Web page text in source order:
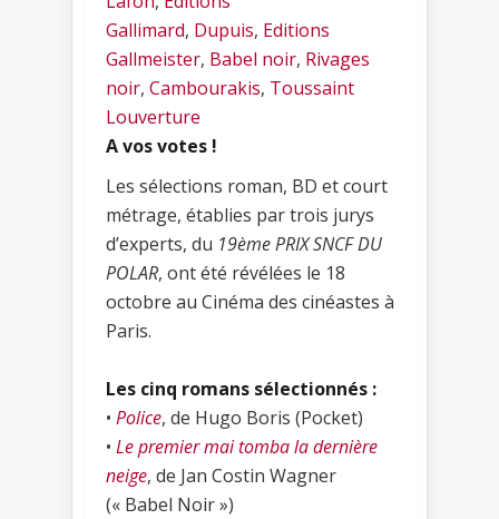
Gallimard, Dupuis, Editions
Gallmeister, Babel noir, Rivages
noir, Cambourakis, Toussaint
Louverture
A vos votes !
Les sélections roman, BD et court
métrage, établies par trois jurys
d’experts, du 19ème PRIX SNCF DU
POLAR, ont été révélées le 18
octobre au Cinéma des cinéastes à
Paris.
Les cinq romans sélectionnés :
• Police, de Hugo Boris (Pocket)
• Le premier mai tomba la dernière
neige, de Jan Costin Wagner
(« Babel Noir »)